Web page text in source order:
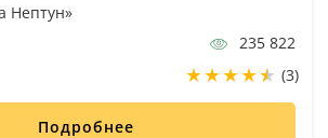
Нептун»
235 822
(3)
Подробнее